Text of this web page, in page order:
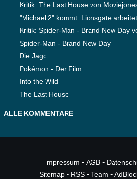
Kritik: The Last House von
"Michael 2" kommt: Lionsgate
Kritik: Spider-Man - Brand New Day
Spider-Man - Brand New Day
Die Jagd
Pokémon - Der Film
Into the Wild
The Last House
ALLE KOMMENTARE
Impressum - AGB-
Sitemap - RSS - Team -